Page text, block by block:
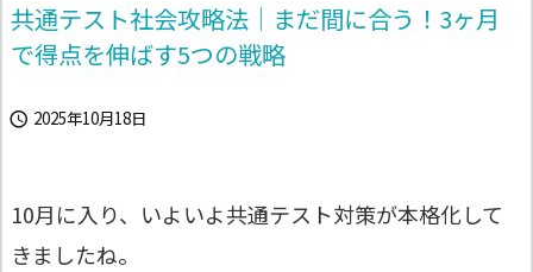
共通テスト社会攻略法｜まだ間に合う！3ヶ月
で得点を伸ばす5つの戦略
 2025年10月18日
10月に入り、いよいよ共通テスト対策が本格化して
きましたね。